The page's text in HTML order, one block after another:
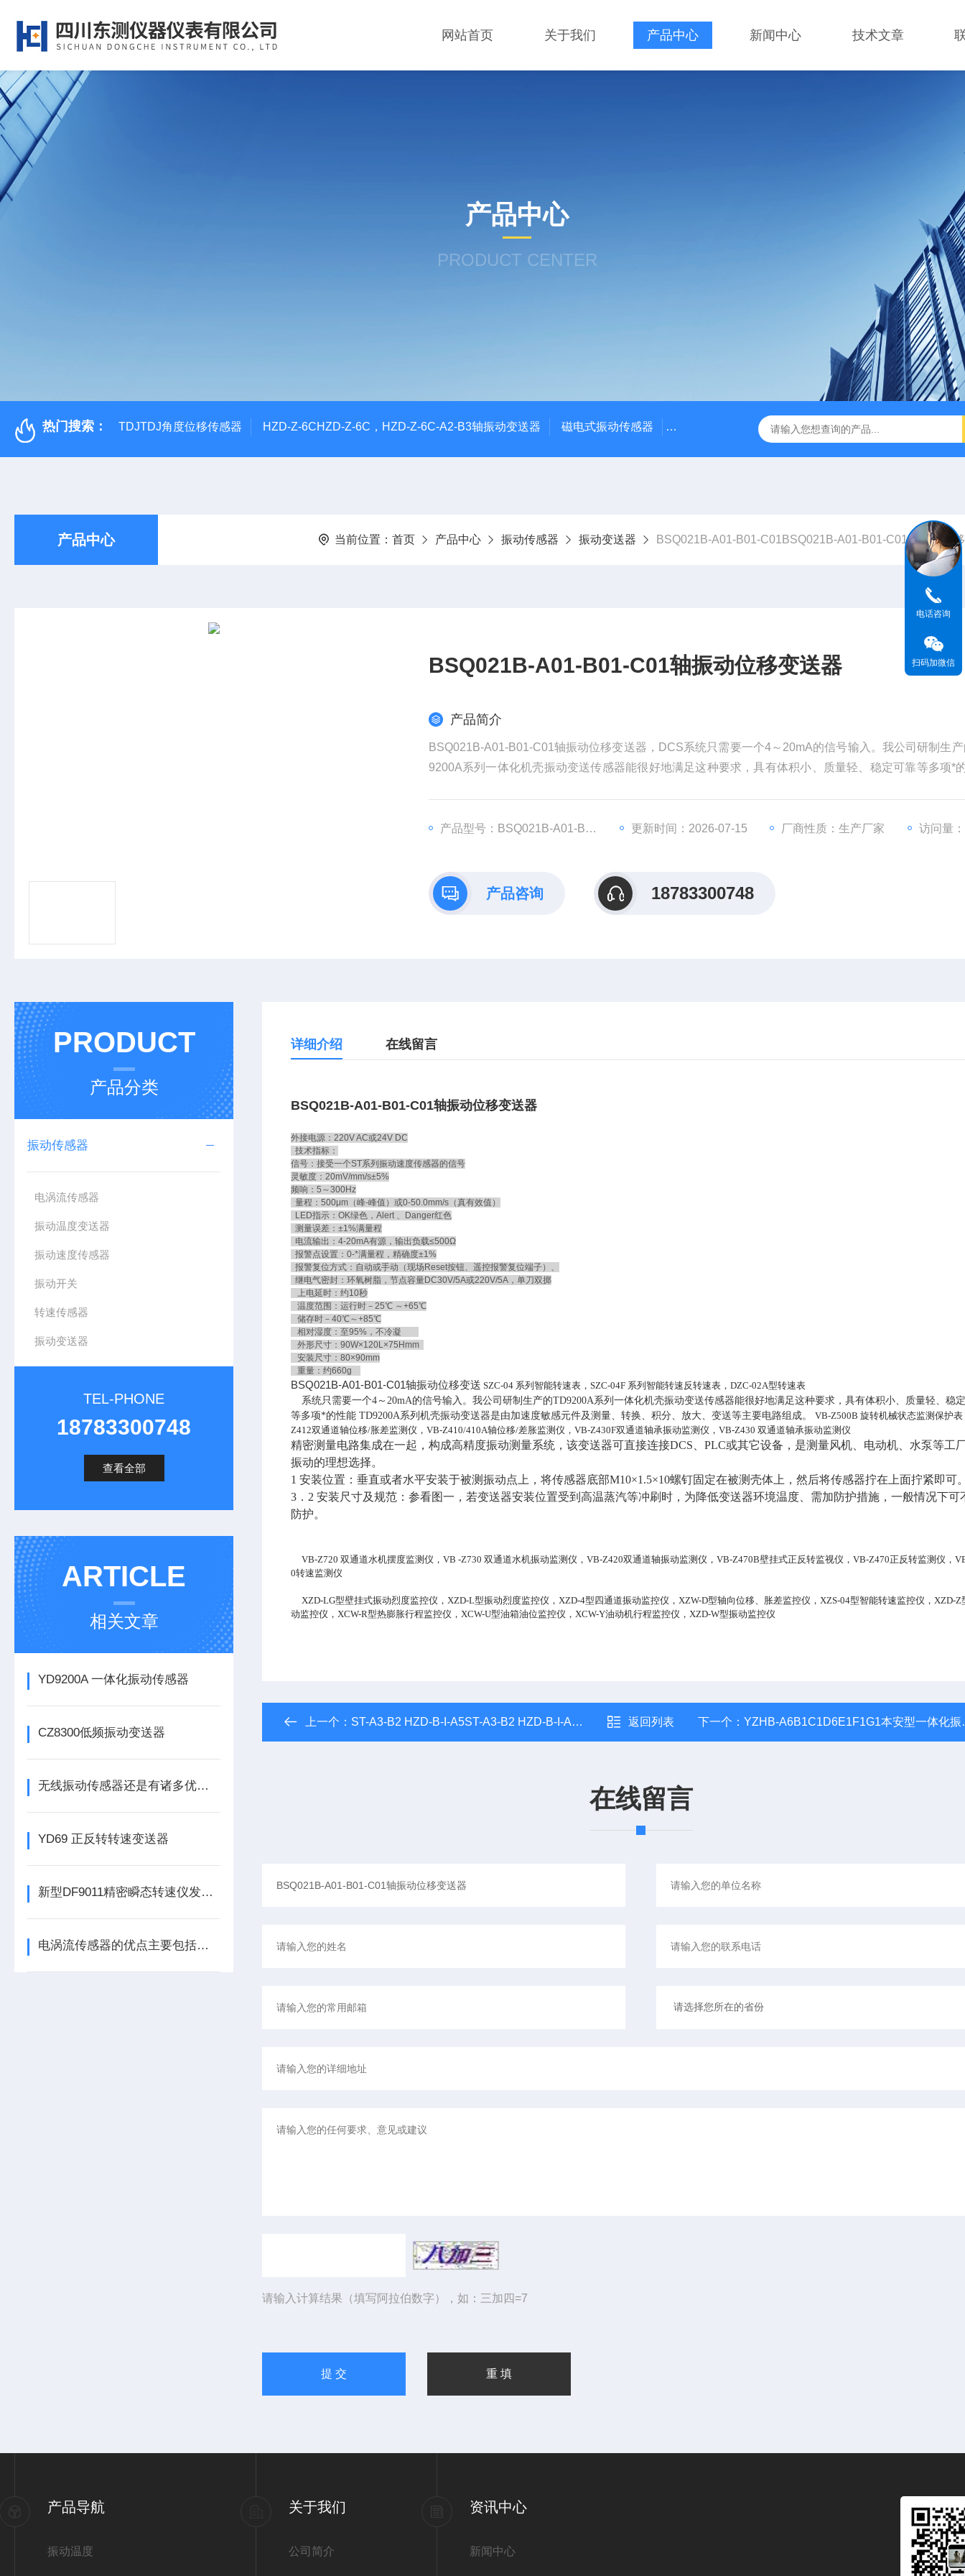
网站首页 关于我们 产品中心 新闻中心 技术文章
产品中心
PRODUCT CENTER
热门搜索： TDJTDJ角度位移传感器 HZD-Z-6CHZD-Z-6C，HZD-Z-6C-A2-B3轴振动变送器 磁电式振动传感器 NE3100电涡流位移传感器 三轴振动传感器 加速度
产品中心 当前位置： 首页 产品中心 振动传感器 振动变送器 BSQ021B-A01-B01-C01BSQ021B-A01-B01-C01轴振动位
BSQ021B-A01-B01-C01轴振动位移变送器
产品简介
BSQ021B-A01-B01-C01轴振动位移变送器，DCS系统只需要一个4～20mA的信号输入。我公司研制生
9200A系列一体化机壳振动变送传感器能很好地满足这种要求，具有体积小、质量轻、稳定可靠等多项*
产品型号：BSQ021B-A01-B01-C01 更新时间：2026-07-15 厂商性质：生产厂家 访问量
产品咨询 18783300748
PRODUCT
产品分类
振动传感器
电涡流传感器
振动温度变送器
振动速度传感器
振动开关
转速传感器
振动变送器
TEL-PHONE
18783300748
查看全部
ARTICLE
相关文章
YD9200A 一体化振动传感器
CZ8300低频振动变送器
无线振动传感器还是有诸多优势的
YD69 正反转转速变送器
新型DF9011精密瞬态转速仪发布，为工业转速监测带来革新
电涡流传感器的优点主要包括哪几点？
详细介绍 在线留言
BSQ021B-A01-B01-C01轴振动位移变送器
外接电源：220V AC或24V DC
技术指标：
信号：接受一个ST系列振动速度传感器的信号
灵敏度：20mV/mm/s±5%
频响：5～300Hz
量程：500μm（峰-峰值）或0-50.0mm/s（真有效值）
LED指示：OK绿色，Alert 、Danger红色
测量误差：±1%满量程
电流输出：4-20mA有源，输出负载≤500Ω
报警点设置：0-*满量程，精确度±1%
报警复位方式：自动或手动（现场Reset按钮、遥控报警复位端子）、
继电气密封：环氧树脂，节点容量DC30V/5A或220V/5A，单刀双掷
上电延时：约10秒
温度范围：运行时－25℃ ～+65℃
储存时－40℃～+85℃
相对湿度：至95%，不冷凝
外形尺寸：90W×120L×75Hmm
安装尺寸：80×90mm
重量：约660g
BSQ021B-A01-B01-C01轴振动位移变送 SZC-04 系列智能转速表，SZC-04F 系列智能转速反转速表，DZC-02A型转速表
系统只需要一个4～20mA的信号输入。我公司研制生产的TD9200A系列一体化机壳振动变送传感器能很好地满足这种要求，具有体积小、质量轻、稳
等多项*的性能 TD9200A系列机壳振动变送器是由加速度敏感元件及测量、转换、积分、放大、变送等主要电路组成。 VB-Z500B 旋转机械状态监测保护
Z412双通道轴位移/胀差监测仪，VB-Z410/410A轴位移/差胀监测仪，VB-Z430F双通道轴承振动监测仪，VB-Z430 双通道轴承振动监测仪
精密测量电路集成在一起，构成高精度振动测量系统，该变送器可直接连接DCS、PLC或其它设备，是测量风机、电动机、水泵等工
振动的理想选择。
1 安装位置：垂直或者水平安装于被测振动点上，将传感器底部M10×1.5×10螺钉固定在被测壳体上，然后将传感器拧在上面拧紧即可
3 ．2 安装尺寸及规范：参看图一，若变送器安装位置受到高温蒸汽等冲刷时，为降低变送器环境温度、需加防护措施，一般情况下可
防护。
VB-Z720 双通道水机摆度监测仪，VB -Z730 双通道水机振动监测仪，VB-Z420双通道轴振动监测仪，VB-Z470B壁挂式正反转监视仪，VB-Z470正反转监测仪，
0转速监测仪
XZD-LG型壁挂式振动烈度监控仪，XZD-L型振动烈度监控仪，XZD-4型四通道振动监控仪，XZW-D型轴向位移、胀差监控仪，XZS-04型智能转速监控仪，XZD-Z
动监控仪，XCW-R型热膨胀行程监控仪，XCW-U型油箱油位监控仪，XCW-Y油动机行程监控仪，XZD-W型振动监控仪
上一个： ST-A3-B2 HZD-B-I-A5ST-A3-B2 HZD-B-I-A5振动探头加振动变送器 返回列表 下一个：YZHB-A6B1C1D6E1F1G1本安型一体化振动变送器YZHB-A6B1C1
在线留言
请输入计算结果（填写阿拉伯数字），如：三加四=7
产品导航
振动温度
关于我们
公司简介
资讯中心
新闻中心
电话咨询
扫码加微信